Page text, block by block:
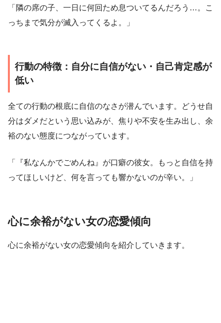
「隣の席の子、一日に何回ため息ついてるんだろう…。こ
っちまで気分が滅入ってくるよ。」
行動の特徴：自分に自信がない・自己肯定感が
低い
全ての行動の根底に自信のなさが潜んでいます。どうせ自
分はダメだという思い込みが、焦りや不安を生み出し、余
裕のない態度につながっています。
「『私なんかでごめんね』が口癖の彼女。もっと自信を持
ってほしいけど、何を言っても響かないのが辛い。」
心に余裕がない女の恋愛傾向
心に余裕がない女の恋愛傾向を紹介していきます。